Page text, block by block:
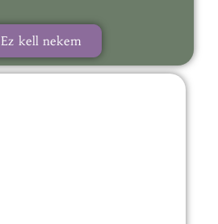
Ez kell nekem